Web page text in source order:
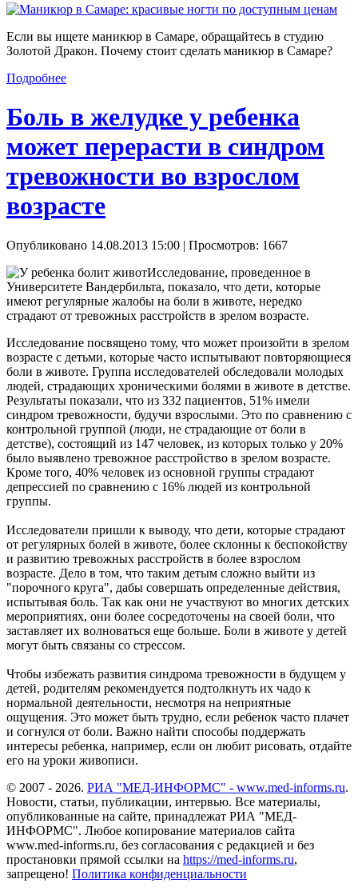
Если вы ищете маникюр в Самаре, обращайтесь в студию
Золотой Дракон. Почему стоит сделать маникюр в Самаре?
Подробнее
Боль в желудке у ребенка
может перерасти в синдром
тревожности во взрослом
возрасте
Опубликовано 14.08.2013 15:00 | Просмотров: 1667
Исследование, проведенное в
Университете Вандербильта, показало, что дети, которые
имеют регулярные жалобы на боли в животе, нередко
страдают от тревожных расстройств в зрелом возрасте.
Исследование посвящено тому, что может произойти в зрелом
возрасте с детьми, которые часто испытывают повторяющиеся
боли в животе. Группа исследователей обследовали молодых
людей, страдающих хроническими болями в животе в детстве.
Результаты показали, что из 332 пациентов, 51% имели
синдром тревожности, будучи взрослыми. Это по сравнению с
контрольной группой (люди, не страдающие от боли в
детстве), состоящий из 147 человек, из которых только у 20%
было выявлено тревожное расстройство в зрелом возрасте.
Кроме того, 40% человек из основной группы страдают
депрессией по сравнению с 16% людей из контрольной
группы.
Исследователи пришли к выводу, что дети, которые страдают
от регулярных болей в животе, более склонны к беспокойству
и развитию тревожных расстройств в более взрослом
возрасте. Дело в том, что таким детым сложно выйти из
"порочного круга", дабы совершать определенные действия,
испытывая боль. Так как они не участвуют во многих детских
мероприятиях, они более сосредоточены на своей боли, что
заставляет их волноваться еще больше. Боли в животе у детей
могут быть связаны со стрессом.
Чтобы избежать развития синдрома тревожности в будущем у
детей, родителям рекомендуется подтолкнуть их чадо к
нормальной деятельности, несмотря на неприятные
ощущения. Это может быть трудно, если ребенок часто плачет
и согнулся от боли. Важно найти способы поддержать
интересы ребенка, например, если он любит рисовать, отдайте
его на уроки живописи.
© 2007 - 2026. РИА "МЕД-ИНФОРМС" - www.med-informs.ru.
Новости, статьи, публикации, интервью. Все материалы,
опубликованные на сайте, принадлежат РИА "МЕД-
ИНФОРМС". Любое копирование материалов сайта
www.med-informs.ru, без согласования с редакцией и без
простановки прямой ссылки на https://med-informs.ru,
запрещено! Политика конфиденциальности